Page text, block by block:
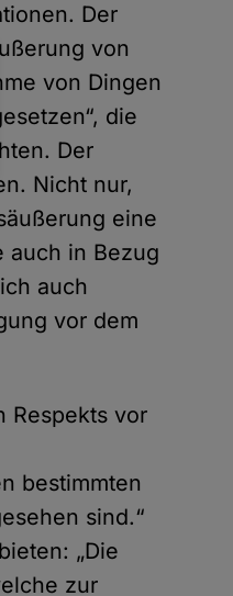
Der
von
von Dingen
die
Der
Nicht nur,
eine
auch in Bezug
auch
vor dem
Respekts vor
bestimmten
sind.“
„Die
zur